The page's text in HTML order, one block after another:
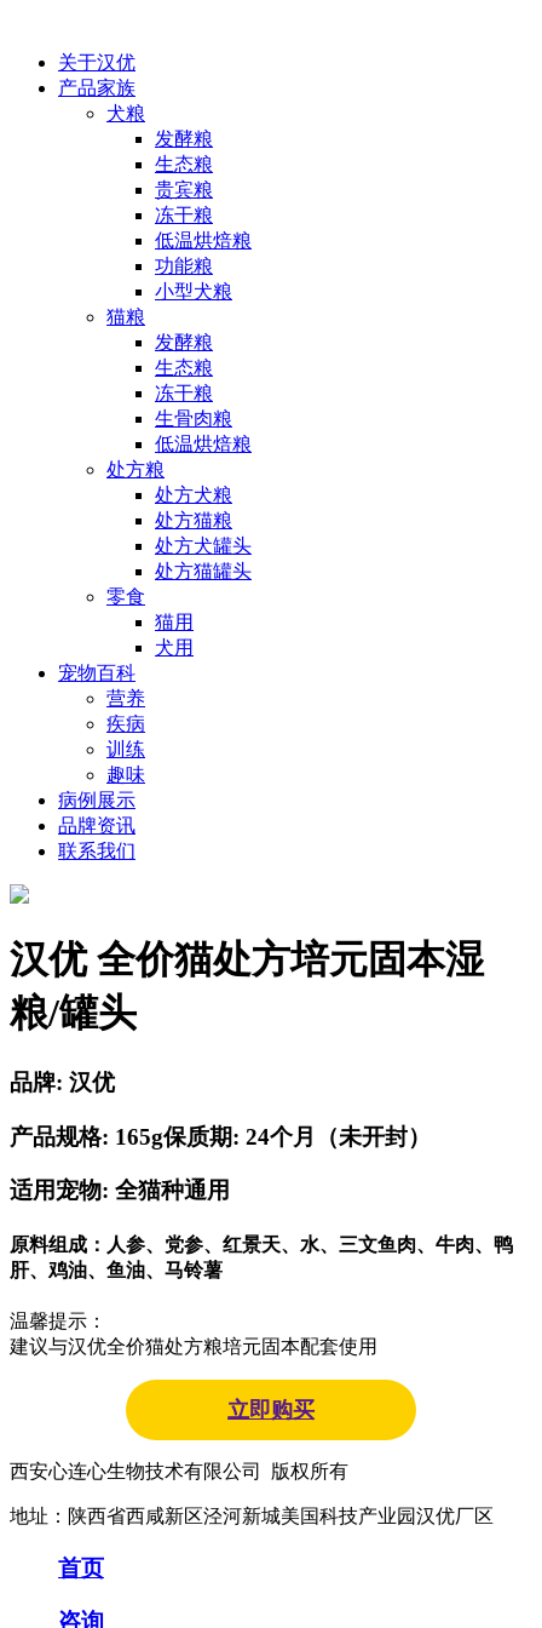
关于汉优
产品家族
犬粮
发酵粮
生态粮
贵宾粮
冻干粮
低温烘焙粮
功能粮
小型犬粮
猫粮
发酵粮
生态粮
冻干粮
生骨肉粮
低温烘焙粮
处方粮
处方犬粮
处方猫粮
处方犬罐头
处方猫罐头
零食
猫用
犬用
宠物百科
营养
疾病
训练
趣味
病例展示
品牌资讯
联系我们
汉优 全价猫处方培元固本湿
粮/罐头
品牌: 汉优
产品规格: 165g保质期: 24个月（未开封）
适用宠物: 全猫种通用
原料组成：人参、党参、红景天、水、三文鱼肉、牛肉、鸭
肝、鸡油、鱼油、马铃薯
温馨提示：
建议与汉优全价猫处方粮培元固本配套使用
立即购买
西安心连心生物技术有限公司 版权所有
地址：陕西省西咸新区泾河新城美国科技产业园汉优厂区
首页
咨询